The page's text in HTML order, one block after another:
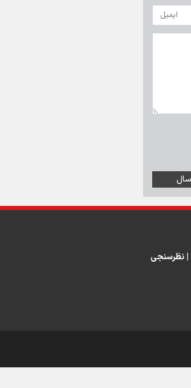
اینفوبرنا/ دستاوردهای وزارت
نظرسنجی